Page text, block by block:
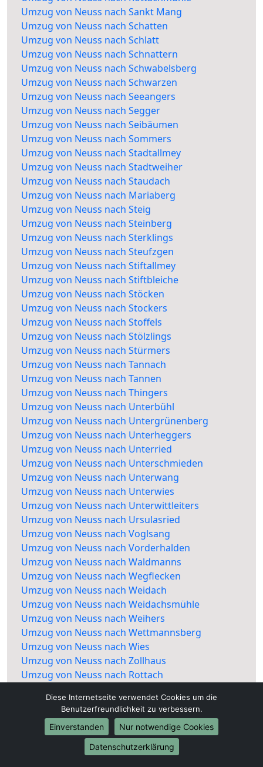
Umzug von Neuss nach Sankt Mang
Umzug von Neuss nach Schatten
Umzug von Neuss nach Schlatt
Umzug von Neuss nach Schnattern
Umzug von Neuss nach Schwabelsberg
Umzug von Neuss nach Schwarzen
Umzug von Neuss nach Seeangers
Umzug von Neuss nach Segger
Umzug von Neuss nach Seibäumen
Umzug von Neuss nach Sommers
Umzug von Neuss nach Stadtallmey
Umzug von Neuss nach Stadtweiher
Umzug von Neuss nach Staudach
Umzug von Neuss nach Mariaberg
Umzug von Neuss nach Steig
Umzug von Neuss nach Steinberg
Umzug von Neuss nach Sterklings
Umzug von Neuss nach Steufzgen
Umzug von Neuss nach Stiftallmey
Umzug von Neuss nach Stiftbleiche
Umzug von Neuss nach Stöcken
Umzug von Neuss nach Stockers
Umzug von Neuss nach Stoffels
Umzug von Neuss nach Stölzlings
Umzug von Neuss nach Stürmers
Umzug von Neuss nach Tannach
Umzug von Neuss nach Tannen
Umzug von Neuss nach Thingers
Umzug von Neuss nach Unterbühl
Umzug von Neuss nach Untergrünenberg
Umzug von Neuss nach Unterheggers
Umzug von Neuss nach Unterried
Umzug von Neuss nach Unterschmieden
Umzug von Neuss nach Unterwang
Umzug von Neuss nach Unterwies
Umzug von Neuss nach Unterwittleiters
Umzug von Neuss nach Ursulasried
Umzug von Neuss nach Voglsang
Umzug von Neuss nach Vorderhalden
Umzug von Neuss nach Waldmanns
Umzug von Neuss nach Wegflecken
Umzug von Neuss nach Weidach
Umzug von Neuss nach Weidachsmühle
Umzug von Neuss nach Weihers
Umzug von Neuss nach Wettmannsberg
Umzug von Neuss nach Wies
Umzug von Neuss nach Zollhaus
Umzug von Neuss nach Rottach
Diese Internetseite verwendet Cookies um die
Benutzerfreundlichkeit zu verbessern.
Einverstanden
Nur notwendige Cookies
Datenschutzerklärung